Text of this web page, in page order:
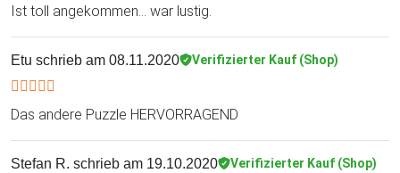
Ist toll angekommen... war lustig.
Etu schrieb am 08.11.2020 Verifizierter Kauf (Shop)
Das andere Puzzle HERVORRAGEND
Stefan R. schrieb am 19.10.2020 Verifizierter Kauf (Shop)